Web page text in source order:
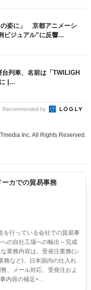
の姿に」 京都アニメーシ
ビジュアル”に反響...
列車、名前は「TWILIGH
|...
Recommended by
Inc. All Rights Reserved.
ーカでの貿易事務
を行っている会社での貿易事
の自社工場への輸出～完成
業務内容は、受発注業務(シ
務など)、日本国内の仕入れ
、メール対応、受発注およ
内容の補足>...